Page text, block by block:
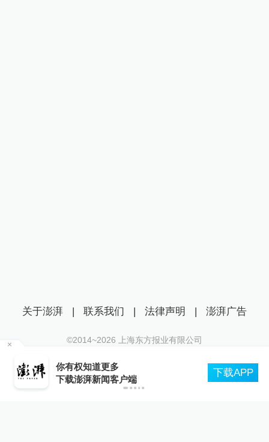
你有权知道更多
下载澎湃新闻客户端
下载APP
关于澎湃 | 联系我们 | 法律声明 | 澎湃广告
©2014~2026 上海东方报业有限公司
互联网新闻信息服务许可证：31120170006
沪公网安备 31010602000299号